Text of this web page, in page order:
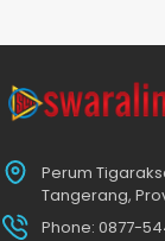
Perum
Tangerang,
Phone: 0877-